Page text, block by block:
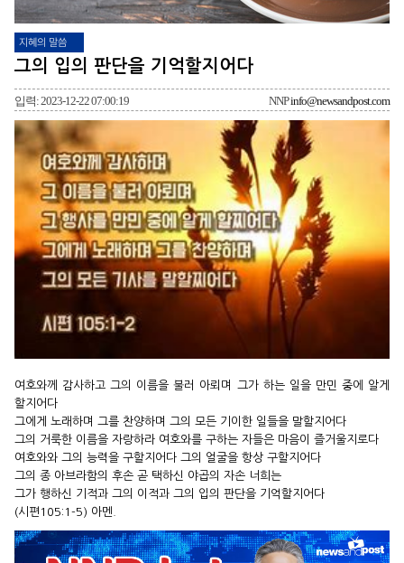
지혜의 말씀
그의 입의 판단을 기억할지어다
입력: 2023-12-22 07:00:19 NNPinfo@newsandpost.com
여호와께 감사하고 그의 이름을 불러 아뢰며 그가 하는 일을 만민 중에 알게
할지어다
그에게 노래하며 그를 찬양하며 그의 모든 기이한 일들을 말할지어다
그의 거룩한 이름을 자랑하라 여호와를 구하는 자들은 마음이 즐거울지로다
여호와와 그의 능력을 구할지어다 그의 얼굴을 항상 구할지어다
그의 종 아브라함의 후손 곧 택하신 야곱의 자손 너희는
그가 행하신 기적과 그의 이적과 그의 입의 판단을 기억할지어다
(시편105:1-5) 아멘.